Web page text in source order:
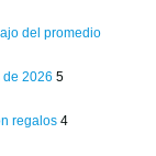
del promedio
2026 5
regalos 4